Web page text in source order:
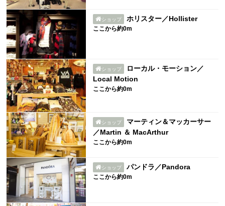
ショップ ホリスター／Hollister
ここから約0m
ショップ
ローカル・モーション／
Local Motion
ここから約0m
ショップ
マーティン＆マッカーサー
／Martin ＆ MacArthur
ここから約0m
ショップ パンドラ／Pandora
ここから約0m